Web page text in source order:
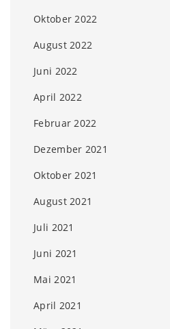
Oktober 2022
August 2022
Juni 2022
April 2022
Februar 2022
Dezember 2021
Oktober 2021
August 2021
Juli 2021
Juni 2021
Mai 2021
April 2021